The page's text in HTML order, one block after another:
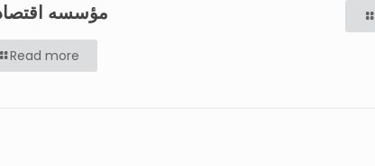
مؤسسه
Read more